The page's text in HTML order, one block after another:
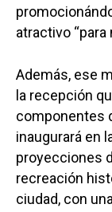
atractivo “para
Además, ese
la recepción
componentes
inaugurará en
proyecciones
recreación
ciudad, con